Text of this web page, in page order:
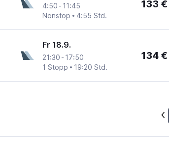
4:50 - 11:45
Nonstop
4:55 Std.
133 €
Fr 18.9.
21:30 - 17:50
1 Stopp
19:20 Std.
134 €